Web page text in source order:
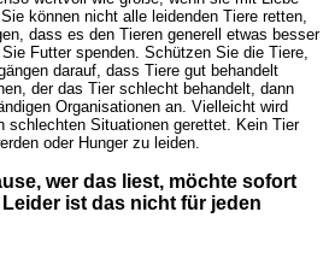
können nicht alle leidenden Tiere retten,
dass es den Tieren generell etwas besser
Futter spenden. Schützen Sie die Tiere,
darauf, dass Tiere gut behandelt
der das Tier schlecht behandelt, dann
Organisationen an. Vielleicht wird
schlechten Situationen gerettet. Kein Tier
oder Hunger zu leiden.
wer das liest, möchte sofort
ist das nicht für jeden